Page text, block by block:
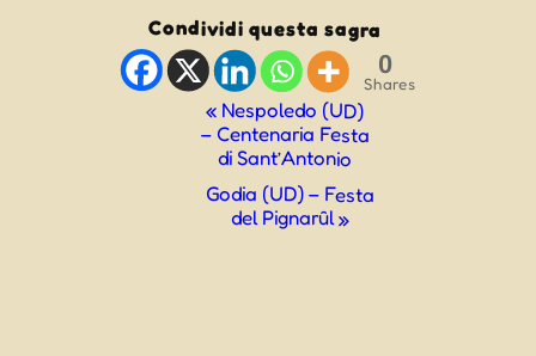
Condividi questa sagra
0
Shares
Navigazione
«Nespoledo (UD)
– Centenaria Festa
di Sant’Antonio
Godia (UD) – Festa
del Pignarûl»